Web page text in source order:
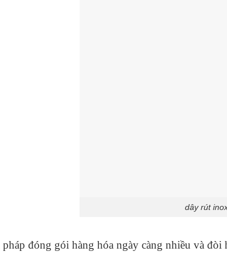
dây rút
đóng gói hàng hóa ngày càng nhiều và